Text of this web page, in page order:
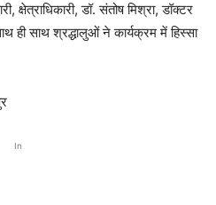
क्षेत्राधिकारी, डॉ. संतोष मिश्रा, डॉक्टर
ही साथ श्रद्धालुओं ने कार्यक्रम में हिस्सा
In